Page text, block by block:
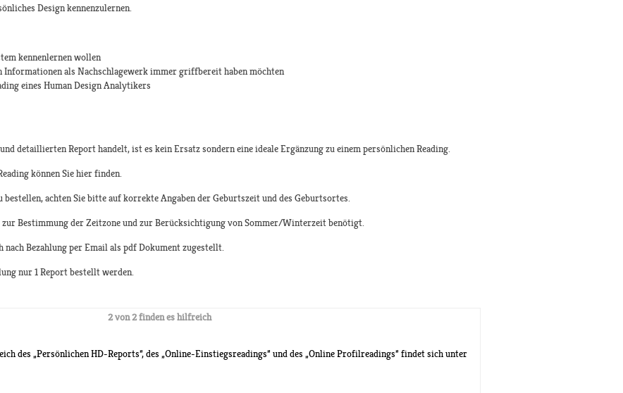
Design kennenzulernen.
kennenlernen wollen
Informationen als Nachschlagewerk immer griffbereit haben möchten
eines Human Design Analytikers
detaillierten Report handelt, ist es kein Ersatz sondern eine ideale Ergänzung zu einem persönlichen Reading.
können Sie hier finden.
bestellen, achten Sie bitte auf korrekte Angaben der Geburtszeit und des Geburtsortes.
Bestimmung der Zeitzone und zur Berücksichtigung von Sommer/Winterzeit benötigt.
Bezahlung per Email als pdf Dokument zugestellt.
nur 1 Report bestellt werden.
2 von 2 finden es hilfreich
des „Persönlichen HD-Reports”, des „Online-Einstiegsreadings” und des „Online Profilreadings” findet sich unter